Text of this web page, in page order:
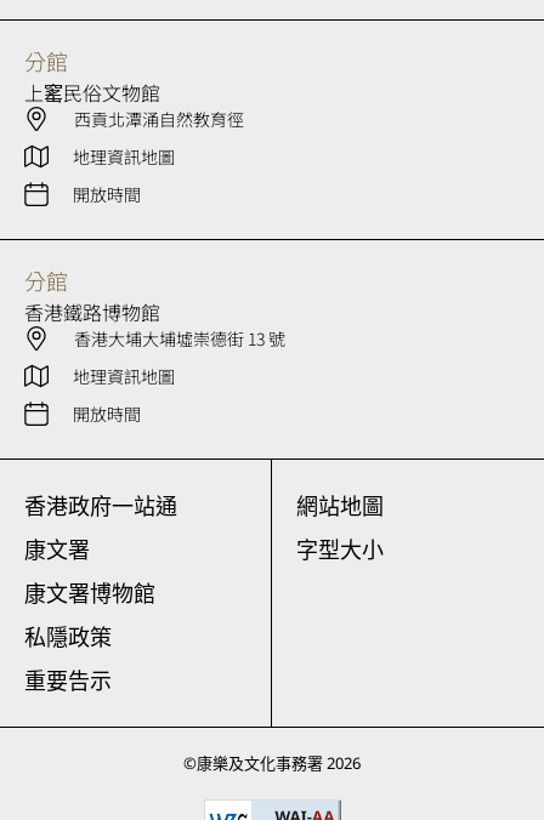
分館
上窰民俗文物館
西貢北潭涌自然教育徑
地理資訊地圖
開放時間
分館
香港鐵路博物館
香港大埔大埔墟崇德街 13 號
地理資訊地圖
開放時間
香港政府一站通
康文署
康文署博物館
私隱政策
重要告示
網站地圖
字型大小
©康樂及文化事務署2026